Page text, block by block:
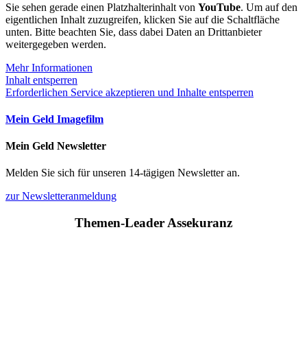
Sie sehen gerade einen Platzhalterinhalt von YouTube. Um auf den
eigentlichen Inhalt zuzugreifen, klicken Sie auf die Schaltfläche
unten. Bitte beachten Sie, dass dabei Daten an Drittanbieter
weitergegeben werden.
Mehr Informationen
Inhalt entsperren
Erforderlichen Service akzeptieren und Inhalte entsperren
Mein Geld Imagefilm
Mein Geld Newsletter
Melden Sie sich für unseren 14-tägigen Newsletter an.
zur Newsletteranmeldung
Themen-Leader Assekuranz